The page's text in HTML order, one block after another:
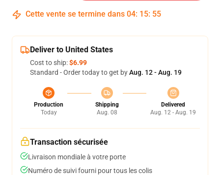
Cette vente se termine dans 04: 15: 54
Deliver to United States
Cost to ship:$6.99
Standard - Order today to get byAug. 12 - Aug. 19
Production
Today
Shipping
Aug. 08
Delivered
Aug. 12 - Aug. 19
Transaction sécurisée
Livraison mondiale à votre porte
Numéro de suivi fourni pour tous les colis